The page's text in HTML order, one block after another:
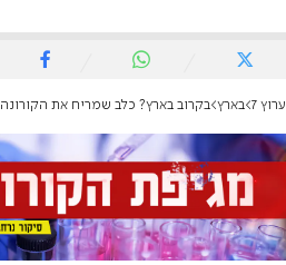
ערוץ 7 בארץ בקרוב בארץ? כלב שמריח את הקורונה